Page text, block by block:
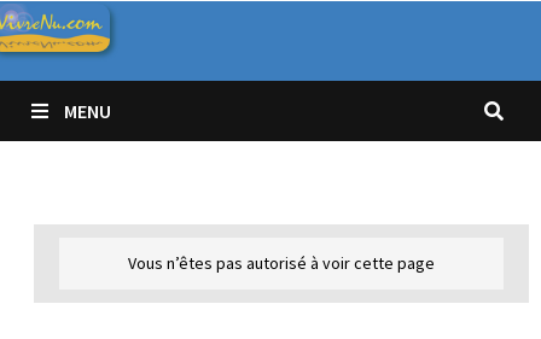
Passer
au
contenu
MENU
Vous n’êtes pas autorisé à voir cette page